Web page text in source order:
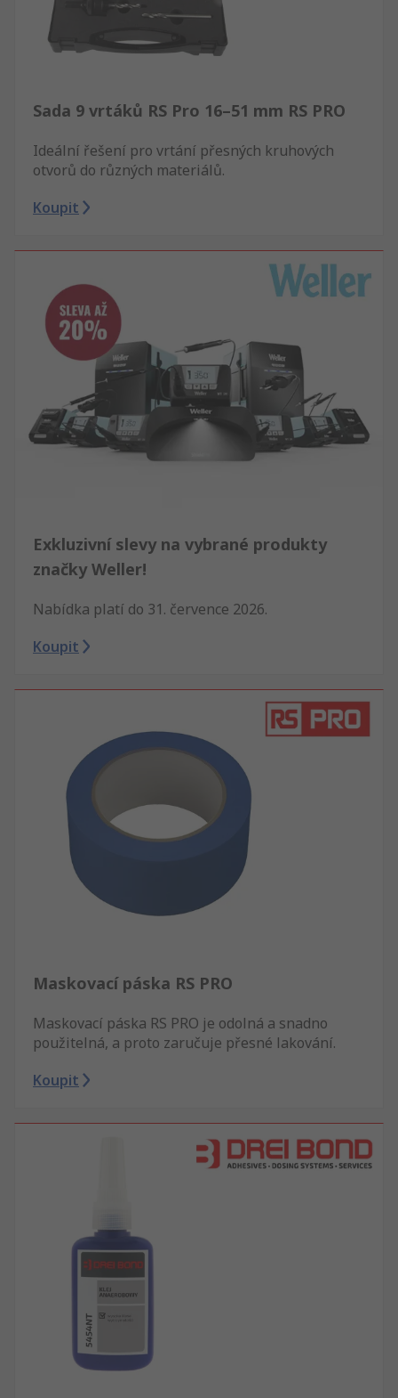
Sada 9 vrtáků RS Pro 16–51 mm RS PRO
Ideální řešení pro vrtání přesných kruhových
otvorů do různých materiálů.
Koupit
Exkluzivní slevy na vybrané produkty
značky Weller!
Nabídka platí do 31. července 2026.
Koupit
Maskovací páska RS PRO
Maskovací páska RS PRO je odolná a snadno
použitelná, a proto zaručuje přesné lakování.
Koupit